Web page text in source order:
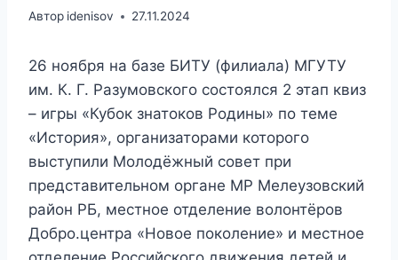
Автор idenisov 27.11.2024
26 ноября на базе БИТУ (филиала) МГУТУ
им. К. Г. Разумовского состоялся 2 этап квиз
– игры «Кубок знатоков Родины» по теме
«История», организаторами которого
выступили Молодёжный совет при
представительном органе МР Мелеузовский
район РБ, местное отделение волонтёров
Добро.центра «Новое поколение» и местное